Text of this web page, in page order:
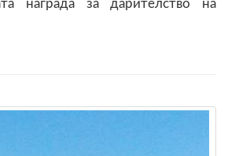
награда за дарителство на